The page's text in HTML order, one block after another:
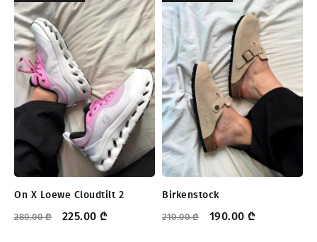
On X Loewe Cloudtilt 2
280.00₾ 225.00 ₾
Birkenstock
210.00₾ 190.00 ₾